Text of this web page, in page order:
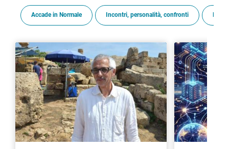
Accade in Normale Incontri, personalità, confronti
>